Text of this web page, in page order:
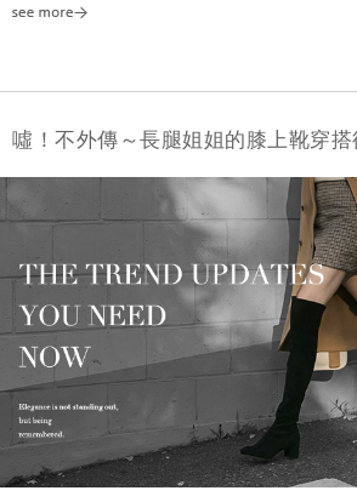
噓！不外傳～長腿姐姐的膝上靴穿搭